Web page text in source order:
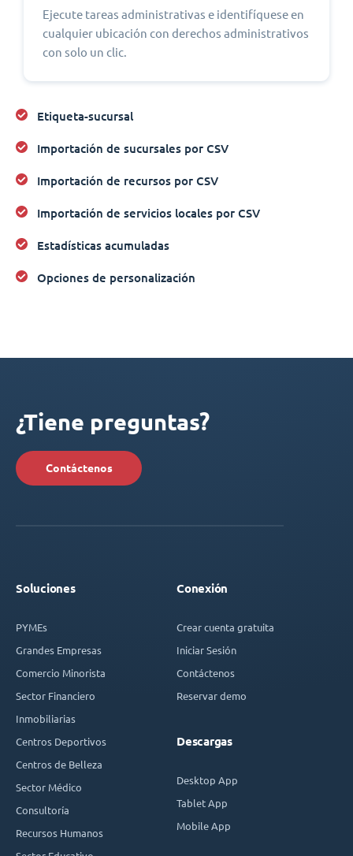
Ejecute tareas administrativas e identifíquese en
cualquier ubicación con derechos administrativos
con solo un clic.
Etiqueta-sucursal
Importación de sucursales por CSV
Importación de recursos por CSV
Importación de servicios locales por CSV
Estadísticas acumuladas
Opciones de personalización
¿Tiene preguntas?
Contáctenos
Soluciones
PYMEs
Grandes Empresas
Comercio Minorista
Sector Financiero
Inmobiliarias
Centros Deportivos
Centros de Belleza
Sector Médico
Consultoría
Recursos Humanos
Conexión
Crear cuenta gratuita
Iniciar Sesión
Contáctenos
Reservar demo
Descargas
Desktop App
Tablet App
Mobile App